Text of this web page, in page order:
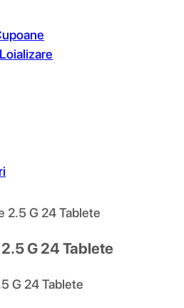
Loializare
2.5 G 24 Tablete
G 24 Tablete